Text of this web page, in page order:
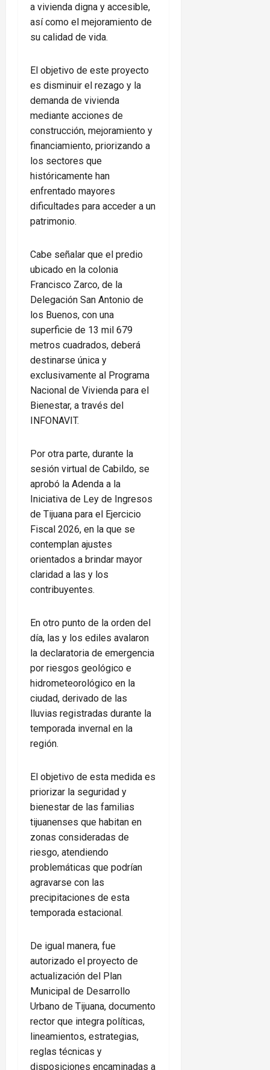
a vivienda digna y accesible,
así como el mejoramiento de
su calidad de vida.
El objetivo de este proyecto
es disminuir el rezago y la
demanda de vivienda
mediante acciones de
construcción, mejoramiento y
financiamiento, priorizando a
los sectores que
históricamente han
enfrentado mayores
dificultades para acceder a un
patrimonio.
Cabe señalar que el predio
ubicado en la colonia
Francisco Zarco, de la
Delegación San Antonio de
los Buenos, con una
superficie de 13 mil 679
metros cuadrados, deberá
destinarse única y
exclusivamente al Programa
Nacional de Vivienda para el
Bienestar, a través del
INFONAVIT.
Por otra parte, durante la
sesión virtual de Cabildo, se
aprobó la Adenda a la
Iniciativa de Ley de Ingresos
de Tijuana para el Ejercicio
Fiscal 2026, en la que se
contemplan ajustes
orientados a brindar mayor
claridad a las y los
contribuyentes.
En otro punto de la orden del
día, las y los ediles avalaron
la declaratoria de emergencia
por riesgos geológico e
hidrometeorológico en la
ciudad, derivado de las
lluvias registradas durante la
temporada invernal en la
región.
El objetivo de esta medida es
priorizar la seguridad y
bienestar de las familias
tijuanenses que habitan en
zonas consideradas de
riesgo, atendiendo
problemáticas que podrían
agravarse con las
precipitaciones de esta
temporada estacional.
De igual manera, fue
autorizado el proyecto de
actualización del Plan
Municipal de Desarrollo
Urbano de Tijuana, documento
rector que integra políticas,
lineamientos, estrategias,
reglas técnicas y
disposiciones encaminadas a